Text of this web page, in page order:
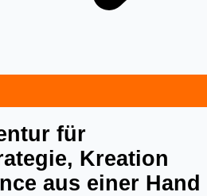
für
Kreation
aus einer Hand